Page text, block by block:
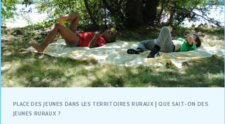
PLACE DES JEUNES DANS LES TERRITOIRES RURAUX |QUE SAIT-ON DES
JEUNES RURAUX ?